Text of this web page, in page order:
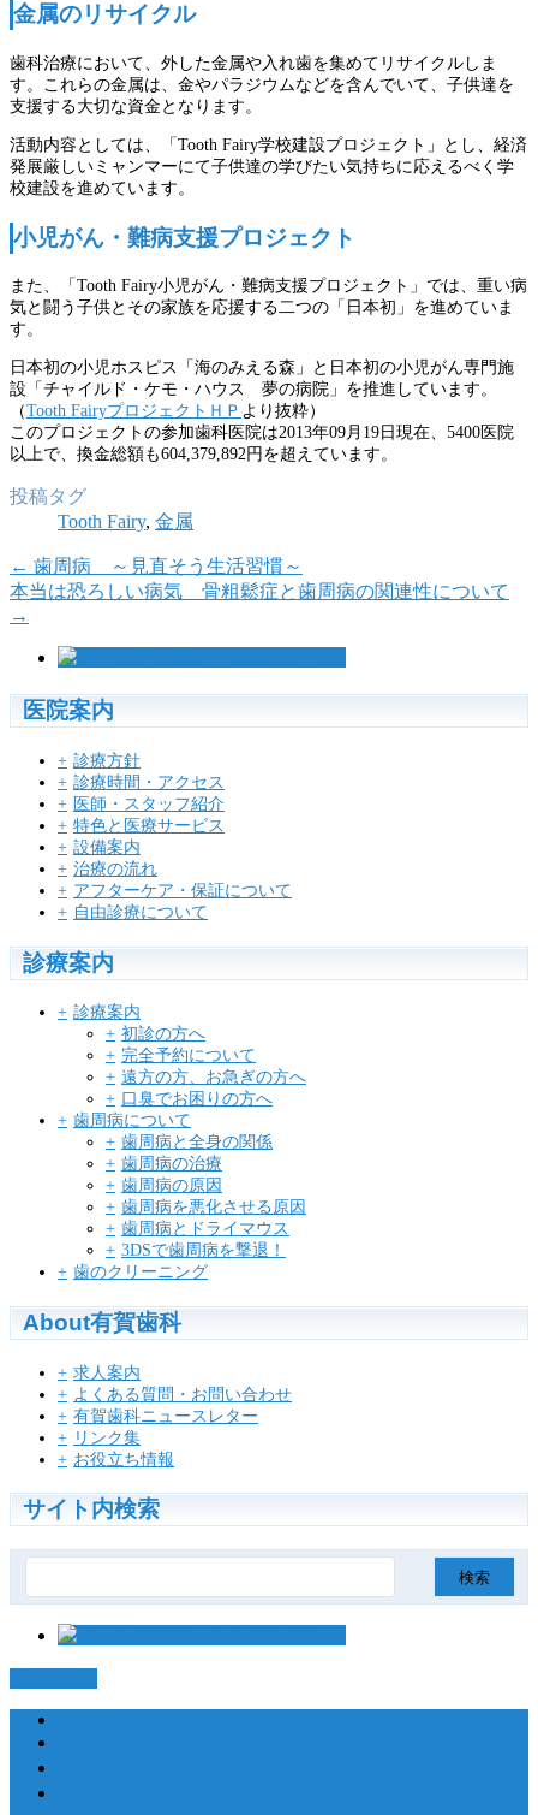
金属のリサイクル
歯科治療において、外した金属や入れ歯を集めてリサイクルしま
す。これらの金属は、金やパラジウムなどを含んでいて、子供達を
支援する大切な資金となります。
活動内容としては、「Tooth Fairy学校建設プロジェクト」とし、経済
発展厳しいミャンマーにて子供達の学びたい気持ちに応えるべく学
校建設を進めています。
小児がん・難病支援プロジェクト
また、「Tooth Fairy小児がん・難病支援プロジェクト」では、重い病
気と闘う子供とその家族を応援する二つの「日本初」を進めていま
す。
日本初の小児ホスピス「海のみえる森」と日本初の小児がん専門施
設「チャイルド・ケモ・ハウス 夢の病院」を推進しています。
（Tooth FairyプロジェクトＨＰ より抜粋）
このプロジェクトの参加歯科医院は2013年09月19日現在、5400医院
以上で、換金総額も604,379,892円を超えています。
投稿タグ
Tooth Fairy, 金属
← 歯周病 ～見直そう生活習慣～
本当は恐ろしい病気 骨粗鬆症と歯周病の関連性について
→
医院案内
診療方針
診療時間・アクセス
医師・スタッフ紹介
特色と医療サービス
設備案内
治療の流れ
アフターケア・保証について
自由診療について
診療案内
診療案内
初診の方へ
完全予約について
遠方の方、お急ぎの方へ
口臭でお困りの方へ
歯周病について
歯周病と全身の関係
歯周病の治療
歯周病の原因
歯周病を悪化させる原因
歯周病とドライマウス
3DSで歯周病を撃退！
歯のクリーニング
About有賀歯科
求人案内
よくある質問・お問い合わせ
有賀歯科ニュースレター
リンク集
お役立ち情報
サイト内検索
索: